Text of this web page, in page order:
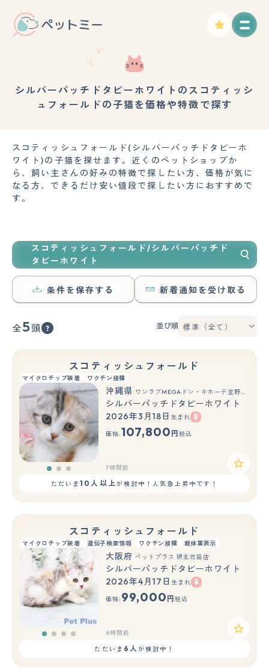
シルバーパッチドタビーホワイトのスコティッシ
ュフォールドの子猫を価格や特徴で探す
スコティッシュフォールド(シルバーパッチドタビーホ
ワイト)の子猫を探せます。近くのペットショップか
ら、飼い主さんの好みの特徴で探したい方、価格が気に
なる方、できるだけ安い値段で探したい方におすすめで
す。
スコティッシュフォールド/シルバーパッチド
タビーホワイト
条件を保存する 新着通知を受け取る
全5 頭 並び順
スコティッシュフォールド
マイクロチップ装着 ワクチン接種
もっと見る
沖縄県 ワンラブMEGAドン・キホーテ宜野湾店(FC)
シルバーパッチドタビーホワイト
2026年3月18日 生まれ
価格:107,800 円 税込
7時間前
ただいま10人以上が検討中！人気急上昇中です！
スコティッシュフォールド
マイクロチップ装着 遺伝子検査情報 ワクチン接種 親体重表示
大阪府 ペットプラス 堺北花田店
シルバーパッチドタビーホワイト
2026年4月17日 生まれ
価格: 99,000 円 税込
6時間前
ただいま 6人が検討中！